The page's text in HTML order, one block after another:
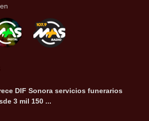
DIF Sonora servicios funerarios
3 mil 150 ...